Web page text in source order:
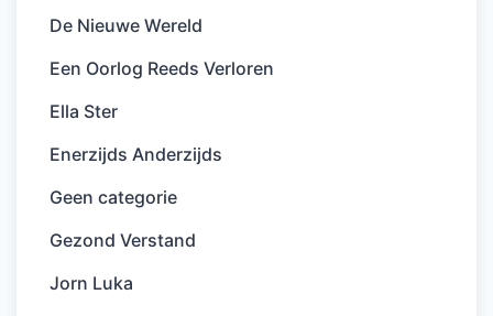
De Nieuwe Wereld
Een Oorlog Reeds Verloren
Ella Ster
Enerzijds Anderzijds
Geen categorie
Gezond Verstand
Jorn Luka